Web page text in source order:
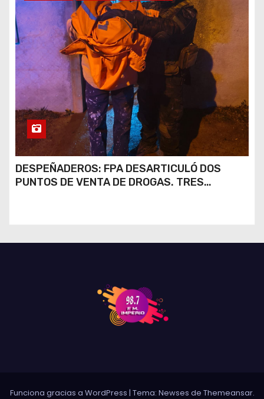
DESPEÑADEROS: FPA DESARTICULÓ DOS
PUNTOS DE VENTA DE DROGAS. TRES
Funciona gracias a WordPress | Tema: Newses de Themeansar.